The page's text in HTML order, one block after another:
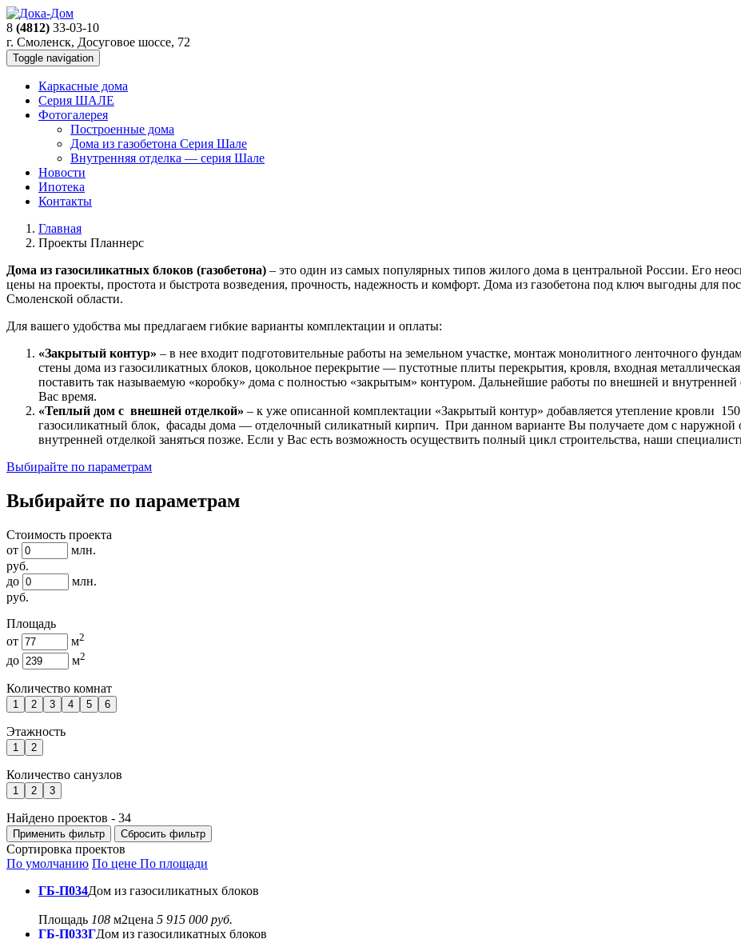
8 (4812) 33-03-10
г. Смоленск, Досуговое шоссе, 72
Toggle navigation
Каркасные дома
Серия ШАЛЕ
Фотогалерея
Построенные дома
Дома из газобетона Серия Шале
Внутренняя отделка — серия Шале
Новости
Ипотека
Контакты
Главная
Проекты Планнерс
Дома из газосиликатных блоков (газобетона) – это один из самых популярных типов жилого дома в центральной России. Его
цены на проекты, простота и быстрота возведения, прочность, надежность и комфорт. Дома из газобетона под ключ выгодны для
Смоленской области.
Для вашего удобства мы предлагаем гибкие варианты комплектации и оплаты:
«Закрытый контур» – в нее входит подготовительные работы на земельном участке, монтаж монолитного ленточного
стены дома из газосиликатных блоков, цокольное перекрытие — пустотные плиты перекрытия, кровля, входная
поставить так называемую «коробку» дома с полностью «закрытым» контуром. Дальнейшие работы по внешней и
Вас время.
«Теплый дом с внешней отделкой» – к уже описанной комплектации «Закрытый контур» добавляется утепление кровли
газосиликатный блок, фасады дома — отделочный силикатный кирпич. При данном варианте Вы получаете дом с наружной
внутренней отделкой заняться позже. Если у Вас есть возможность осуществить полный цикл строительства, наши
Выбирайте по параметрам
Выбирайте по параметрам
Стоимость проекта
от
млн.
руб.
до
млн.
руб.
Площадь
от
м2
до м2
Количество комнат
1 2 3 4 5 6
Этажность
1 2
Количество санузлов
1 2 3
Найдено проектов - 34
Применить фильтр Сбросить фильтр
Сортировка проектов
По умолчанию По цене По площади
ГБ-П034Дом из газосиликатных блоков
Площадь 108 м2цена 5 915 000 руб.
ГБ-П033ГДом из газосиликатных блоков